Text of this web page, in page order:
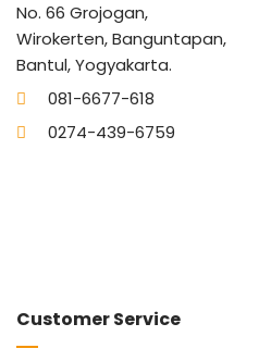
No. 66 Grojogan,
Wirokerten, Banguntapan,
Bantul, Yogyakarta.
081-6677-618
0274-439-6759
Customer Service